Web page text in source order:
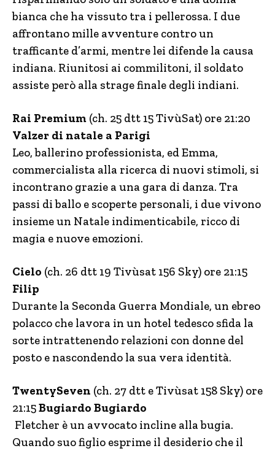
bianca che ha vissuto tra i pellerossa. I due
affrontano mille avventure contro un
trafficante d’armi, mentre lei difende la causa
indiana. Riunitosi ai commilitoni, il soldato
assiste però alla strage finale degli indiani.
Rai Premium (ch. 25 dtt 15 TivùSat) ore 21:20
Valzer di natale a Parigi
Leo, ballerino professionista, ed Emma,
commercialista alla ricerca di nuovi stimoli, si
incontrano grazie a una gara di danza. Tra
passi di ballo e scoperte personali, i due vivono
insieme un Natale indimenticabile, ricco di
magia e nuove emozioni.
Cielo (ch. 26 dtt 19 Tivùsat 156 Sky) ore 21:15
Filip
Durante la Seconda Guerra Mondiale, un ebreo
polacco che lavora in un hotel tedesco sfida la
sorte intrattenendo relazioni con donne del
posto e nascondendo la sua vera identità.
TwentySeven (ch. 27 dtt e Tivùsat 158 Sky) ore
21:15Bugiardo Bugiardo
Fletcher è un avvocato incline alla bugia.
Quando suo figlio esprime il desiderio che il